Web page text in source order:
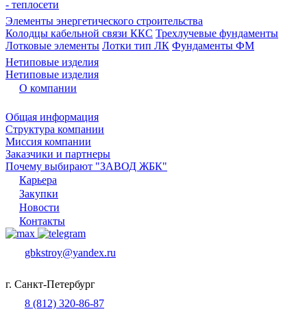
- теплосети
Элементы энергетического строительства
Колодцы кабельной связи ККС Трехлучевые фундаменты
Лотковые элементы Лотки тип ЛК Фундаменты ФМ
Нетиповые изделия
Нетиповые изделия
О компании
Общая информация
Структура компании
Миссия компании
Заказчики и партнеры
Почему выбирают "ЗАВОД ЖБК"
Карьера
Закупки
Новости
Контакты
gbkstroy@yandex.ru
г. Санкт-Петербург
8 (812) 320-86-87